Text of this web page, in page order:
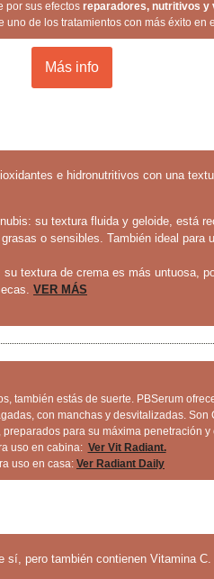
por sus efectos reparadores, nutritivos y
uno de los tratamientos con más éxito en
Más info
e hidronutritivos con una
su textura fluida y geloide, está
o sensibles. También ideal para
textura de crema es más untuosa,
VER MÁS
también estás de suerte. PBSerum
con manchas y desvitalizadas. Son
para su máxima penetración y
uso en cabina: Ver Vit Radiant.
uso en casa: Ver Radiant Daily
sí, pero también contienen Vitamina C.